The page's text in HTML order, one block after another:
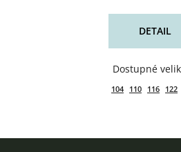
DETAIL
104 110 116 122